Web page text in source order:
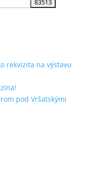
rekvizita na výstavu
pod Vršatskými